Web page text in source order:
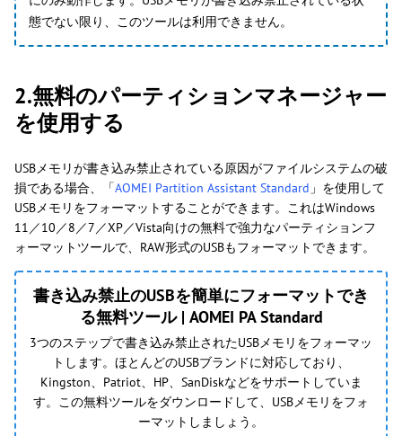
態でない限り、このツールは利用できません。
2.無料のパーティションマネージャー
を使用する
USBメモリが書き込み禁止されている原因がファイルシステムの破
損である場合、「AOMEI Partition Assistant Standard 」を使用して
USBメモリをフォーマットすることができます。これはWindows
11／10／8／7／XP／Vista向けの無料で強力なパーティションフ
ォーマットツールで、RAW形式のUSBもフォーマットできます。
書き込み禁止のUSBを簡単にフォーマットでき
る無料ツール | AOMEI PA Standard
3つのステップで書き込み禁止されたUSBメモリをフォーマッ
トします。ほとんどのUSBブランドに対応しており、
Kingston、Patriot、HP、SanDiskなどをサポートしていま
す。この無料ツールをダウンロードして、USBメモリをフォ
ーマットしましょう。